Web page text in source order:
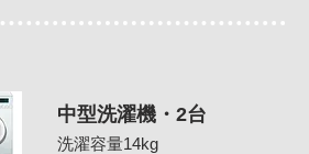
中型洗濯機・2台
洗濯容量14kg